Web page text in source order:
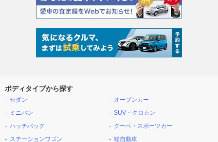
ボディタイプから探す
セダン
ミニバン
ハッチバック
ステーションワゴン
オープンカー
SUV・クロカン
クーペ・スポーツカー
軽自動車